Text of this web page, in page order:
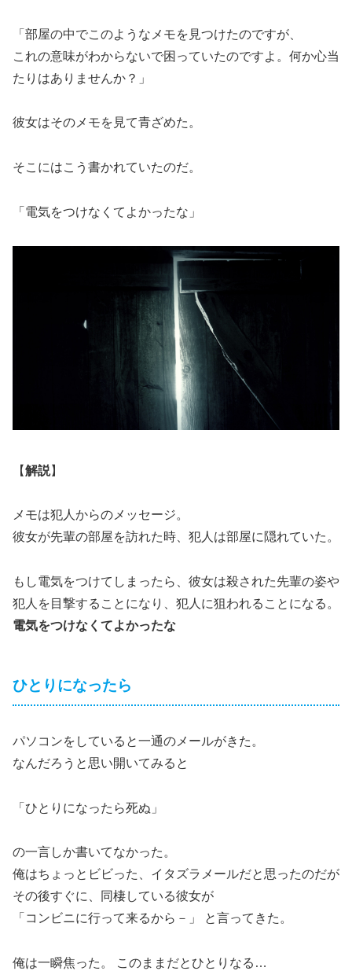
「部屋の中でこのようなメモを見つけたのですが、
これの意味がわからないで困っていたのですよ。何か心当
たりはありませんか？」
彼女はそのメモを見て青ざめた。
そこにはこう書かれていたのだ。
「電気をつけなくてよかったな」
【解説】
メモは犯人からのメッセージ。
彼女が先輩の部屋を訪れた時、犯人は部屋に隠れていた。
もし電気をつけてしまったら、彼女は殺された先輩の姿や
犯人を目撃することになり、犯人に狙われることになる。
電気をつけなくてよかったな
ひとりになったら
パソコンをしていると一通のメールがきた。
なんだろうと思い開いてみると
「ひとりになったら死ぬ」
の一言しか書いてなかった。
俺はちょっとビビった、イタズラメールだと思ったのだが
その後すぐに、同棲している彼女が
「コンビニに行って来るから－」 と言ってきた。
俺は一瞬焦った。 このままだとひとりなる…